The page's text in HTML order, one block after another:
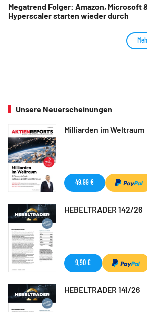
Megatrend Folger: Amazon, Microsoft
Hyperscaler starten wieder durch
Unsere Neuerscheinungen
Milliarden im Weltraum
49,99 €
HEBELTRADER 142/26
9,90 €
HEBELTRADER 141/26